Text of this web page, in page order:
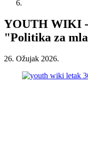
YOUTH WIKI
"Politika za
26. Ožujak 2026.